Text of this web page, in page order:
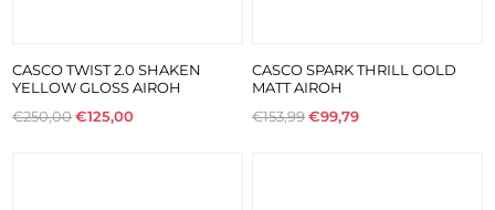
CASCO TWIST 2.0 SHAKEN
YELLOW GLOSS AIROH
€250,00€125,00
CASCO SPARK THRILL GOLD
MATT AIROH
€153,99€99,79